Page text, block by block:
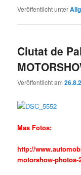
Veröffentlicht unter
Ciutat de
Veröffentlicht am
Mas Fotos:
http://
motorshow-photos-